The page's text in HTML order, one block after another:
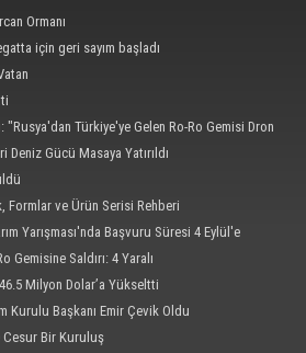
Ormanı
için geri sayım başladı
Türkiye'ye Gelen Ro-Ro Gemisi Dron
Gücü Masaya Yatırıldı
Formlar ve Ürün Serisi Rehberi
Yarışması'nda Başvuru Süresi 4 Eylül'e
Gemisine Saldırı: 4 Yaralı
Milyon Dolar’a Yükseltti
Kurulu Başkanı Emir Çevik Oldu
Cesur Bir Kuruluş